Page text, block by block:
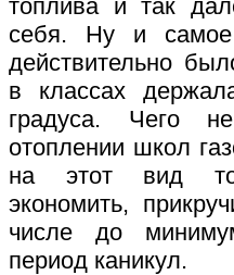
топлива и так
себя. Ну и
действительно
в классах
градуса. Чего
отоплении школ
на этот вид
экономить,
числе до
период каникул.